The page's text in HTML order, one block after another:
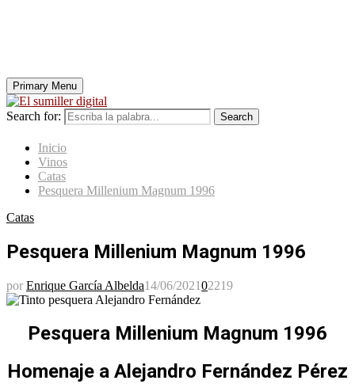
Primary Menu
Search for: Search
Inicio
Vinos
Catas
Pesquera Millenium Magnum 1996
Catas
Pesquera Millenium Magnum 1996
por Enrique García Albelda14/06/202102219
Pesquera Millenium Magnum 1996
Homenaje a Alejandro Fernández Pérez